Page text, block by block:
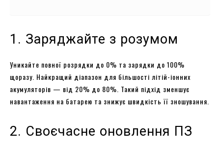
1. Заряджайте з розумом
Уникайте повної розрядки до 0% та зарядки до 100%
щоразу. Найкращий діапазон для більшості літій-іонних
акумуляторів — від 20% до 80%. Такий підхід зменшує
навантаження на батарею та знижує швидкість її зношування.
2. Своєчасне оновлення ПЗ